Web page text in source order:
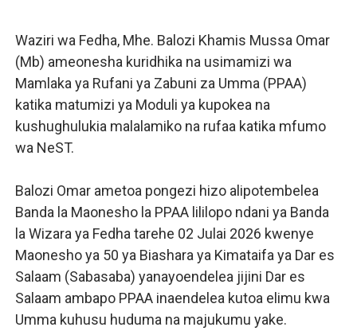
WAKULIMA WAPEWA MBINU YA KUKABILIANA NA
Serikali yasisitiza usimamizi imara wa maji chini ya
WANAFUNZI WA MTEMI MAZENGO WATOA ELIMU YA
TEKNOLOJIA YA NYUKLIA: MSAADA MKUBWA KATIKA
Waziri wa Fedha, Mhe. Balozi Khamis Mussa Omar
(Mb) ameonesha kuridhika na usimamizi wa
Mamlaka ya Rufani ya Zabuni za Umma (PPAA)
katika matumizi ya Moduli ya kupokea na
kushughulukia malalamiko na rufaa katika mfumo
wa NeST.
Balozi Omar ametoa pongezi hizo alipotembelea
Banda la Maonesho la PPAA lililopo ndani ya Banda
la Wizara ya Fedha tarehe 02 Julai 2026 kwenye
Maonesho ya 50 ya Biashara ya Kimataifa ya Dar es
Salaam (Sabasaba) yanayoendelea jijini Dar es
Salaam ambapo PPAA inaendelea kutoa elimu kwa
Umma kuhusu huduma na majukumu yake.